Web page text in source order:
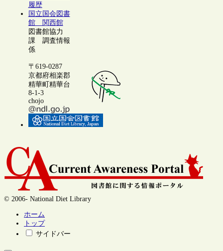
履歴
国立国会図書
館 関西館
図書館協力
課 調査情報
係
〒619-0287
京都府相楽郡
精華町精華台
8-1-3
chojo
© 2006- National Diet Library
ホーム
トップ
サイドバー